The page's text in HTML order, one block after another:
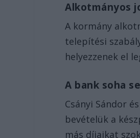
Alkotmányos
A kormány
telepítési
helyezzenek el
A bank soha
Csányi Sándor
bevételük a
más díjaikat